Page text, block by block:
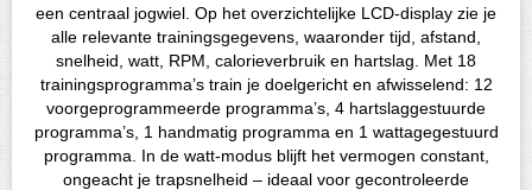
een centraal jogwiel. Op het overzichtelijke LCD-display zie je
alle relevante trainingsgegevens, waaronder tijd, afstand,
snelheid, watt, RPM, calorieverbruik en hartslag. Met 18
trainingsprogramma’s train je doelgericht en afwisselend: 12
voorgeprogrammeerde programma’s, 4 hartslaggestuurde
programma’s, 1 handmatig programma en 1 wattagegestuurd
programma. In de watt-modus blijft het vermogen constant,
ongeacht je trapsnelheid – ideaal voor gecontroleerde